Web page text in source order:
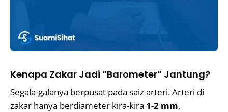
Kenapa Zakar Jadi “Barometer” Jantung?
Segala-galanya berpusat pada saiz arteri. Arteri di
zakar hanya berdiameter kira-kira 1-2 mm,